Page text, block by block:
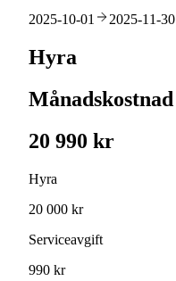
2025-10-01 2025-11-30
Hyra
Månadskostnad
20 990 kr
Hyra
20 000 kr
Serviceavgift
990 kr